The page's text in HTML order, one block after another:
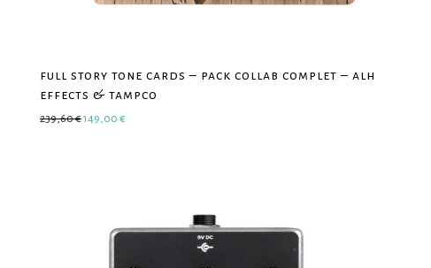
full story tone cards – pack collab complet – alh
effects & tampco
239,60€Le prix initial était : 239,60 €.
149,00 €Le prix actuel est : 149,00 €.